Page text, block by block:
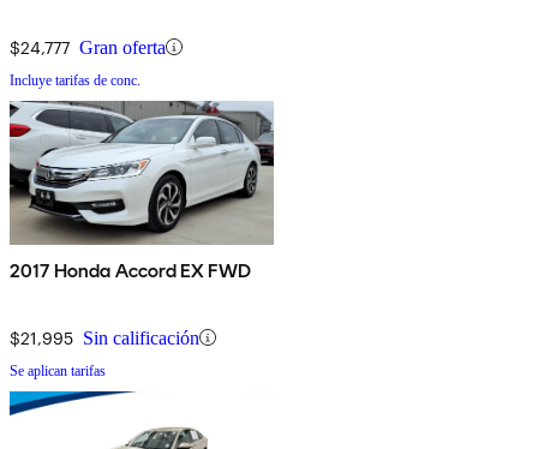
$24,777 Gran oferta
Incluye tarifas de conc.
2017 Honda Accord EX FWD
$21,995 Sin calificación
Se aplican tarifas